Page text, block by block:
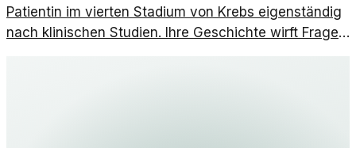
Patientin im vierten Stadium von Krebs eigenständig
nach klinischen Studien. Ihre Geschichte wirft Fragen